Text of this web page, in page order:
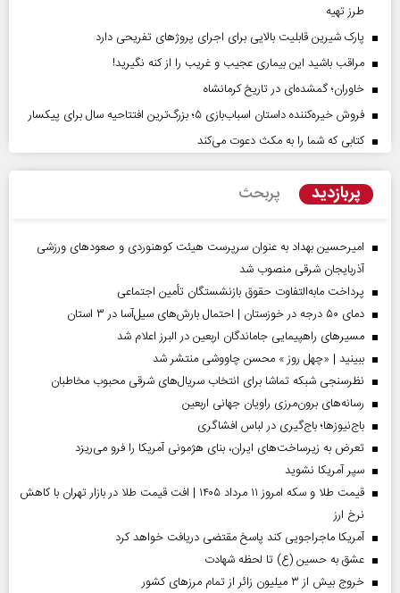
طرز تهیه
پارک شیرین قابلیت‌ بالایی برای اجرای پروژهای تفریحی دارد
مراقب باشید این بیماری عجیب و غریب را از کنه نگیرید!
خاوران؛ گمشده‌ای در تاریخ کرمانشاه
فروش خیره‌کننده داستان اسباب‌بازی ۵؛ بزرگ‌ترین افتتاحیه سال برای پیکسار
کتابی که شما را به مکث دعوت می‌کند
پربازدید پربحث
امیرحسین بهداد به عنوان سرپرست هیئت کوهنوردی و صعودهای ورزشی
آذربایجان شرقی منصوب شد
پرداخت مابه‌التفاوت حقوق بازنشستگان تأمین اجتماعی
دمای ۵۰ درجه در خوزستان | احتمال بارش‌های سیل‌آسا در ۳ استان
مسیر‌های راهپیمایی جاماندگان اربعین در البرز اعلام شد
ببینید | «چهل روز » محسن چاووشی منتشر شد
نظرسنجی شبکه تماشا برای انتخاب سریال‌های شرقی محبوب مخاطبان
رسانه‌های برون‌مرزی راویان جهانی اربعین
باج‌نیوزها؛ باج‌گیری در لباس افشاگری
تعرض به زیرساخت‌های ایران، بنای هژمونی آمریکا را فرو می‌ریزد
سپر آمریکا نشوید
قیمت طلا و سکه امروز ۱۱ مرداد ۱۴۰۵ | افت قیمت طلا در بازار تهران با کاهش
نرخ ارز
آمریکا ماجراجویی کند پاسخ مقتضی دریافت خواهد کرد
عشق به حسین (ع) تا لحظه شهادت
خروج بیش از ۳ میلیون زائر از تمام مرز‌های کشور